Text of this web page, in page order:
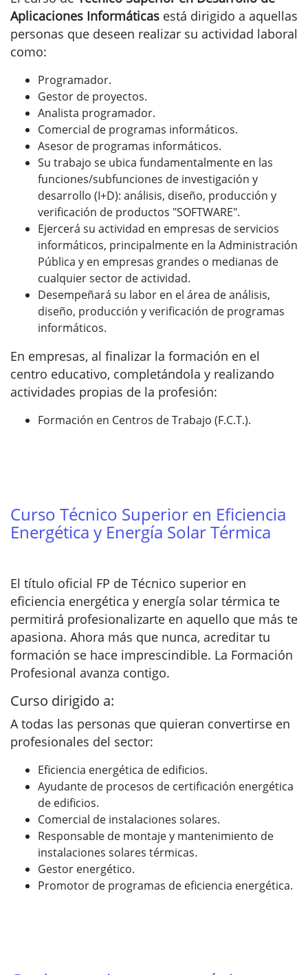
Aplicaciones Informáticas está dirigido a aquellas
personas que deseen realizar su actividad laboral
como:
Programador.
Gestor de proyectos.
Analista programador.
Comercial de programas informáticos.
Asesor de programas informáticos.
Su trabajo se ubica fundamentalmente en las
funciones/subfunciones de investigación y
desarrollo (I+D): análisis, diseño, producción y
verificación de productos "SOFTWARE".
Ejercerá su actividad en empresas de servicios
informáticos, principalmente en la Administración
Pública y en empresas grandes o medianas de
cualquier sector de actividad.
Desempeñará su labor en el área de análisis,
diseño, producción y verificación de programas
informáticos.
En empresas, al finalizar la formación en el
centro educativo, completándola y realizando
actividades propias de la profesión:
Formación en Centros de Trabajo (F.C.T.).
Curso Técnico Superior en Eficiencia
Energética y Energía Solar Térmica
El título oficial FP de Técnico superior en
eficiencia energética y energía solar térmica te
permitirá profesionalizarte en aquello que más te
apasiona. Ahora más que nunca, acreditar tu
formación se hace imprescindible. La Formación
Profesional avanza contigo.
Curso dirigido a:
A todas las personas que quieran convertirse en
profesionales del sector:
Eficiencia energética de edificios.
Ayudante de procesos de certificación energética
de edificios.
Comercial de instalaciones solares.
Responsable de montaje y mantenimiento de
instalaciones solares térmicas.
Gestor energético.
Promotor de programas de eficiencia energética.